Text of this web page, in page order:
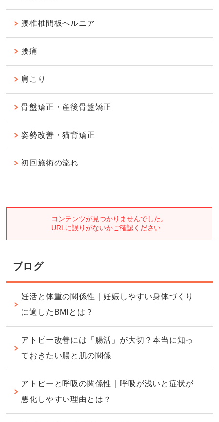
腰椎椎間板ヘルニア
腰痛
肩こり
骨盤矯正・産後骨盤矯正
姿勢改善・猫背矯正
初回施術の流れ
ブログ
妊活と体重の関係性｜妊娠しやすい身体づくり
に適したBMIとは？
アトピー改善には「腸活」が大切？本当に知っ
ておきたい腸と肌の関係
アトピーと呼吸の関係性｜呼吸が浅いと症状が
悪化しやすい理由とは？